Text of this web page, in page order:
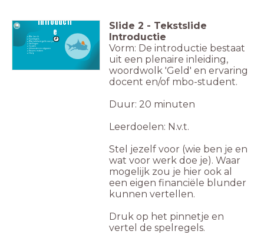
Introducti
e
Wie ben ik
Spelregels
Wat betekent geld voor jou
Stellingen
Sparen
Inkomsten en uitgaven
Keuzes maken
Hulp
Slide 2 - Tekstslide
Introductie
Vorm: De introductie bestaat
uit een plenaire inleiding,
woordwolk 'Geld' en ervaring
docent en/of mbo-student.
Duur: 20 minuten
Leerdoelen: N.v.t.
Stel jezelf voor (wie ben je en
wat voor werk doe je). Waar
mogelijk zou je hier ook al
een eigen financiële blunder
kunnen vertellen.
Druk op het pinnetje en
vertel de spelregels.